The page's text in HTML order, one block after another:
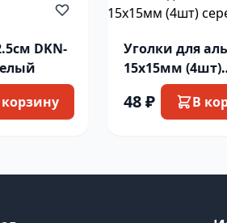
DKN-
Уголки для
15х15мм (4шт)
серебрист
48 ₽ В